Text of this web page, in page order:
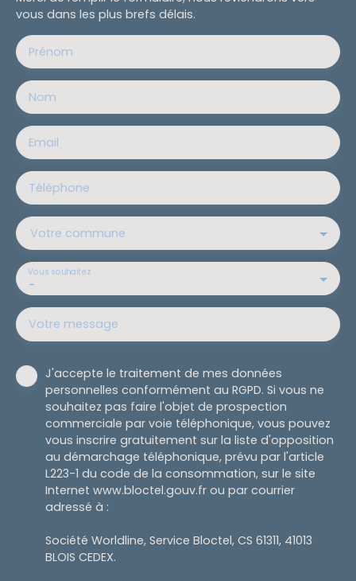
vous dans les plus brefs délais.
Prénom
Nom
Email
Téléphone
Votre commune
-
Vous souhaitez
Votre message
J'accepte le traitement de mes données
personnelles conformément au RGPD. Si vous ne
souhaitez pas faire l'objet de prospection
commerciale par voie téléphonique, vous pouvez
vous inscrire gratuitement sur la liste d'opposition
au démarchage téléphonique, prévu par l'article
L223-1 du code de la consommation, sur le site
Internet www.bloctel.gouv.fr ou par courrier
adressé à :
Société Worldline, Service Bloctel, CS 61311, 41013
BLOIS CEDEX.